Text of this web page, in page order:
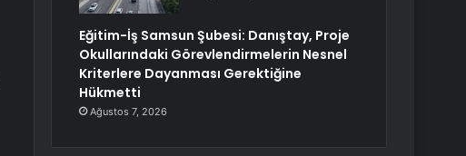
Eğitim-İş Samsun Şubesi: Danıştay, Proje
Okullarındaki Görevlendirmelerin Nesnel
Kriterlere Dayanması Gerektiğine
Hükmetti
Ağustos 7, 2026